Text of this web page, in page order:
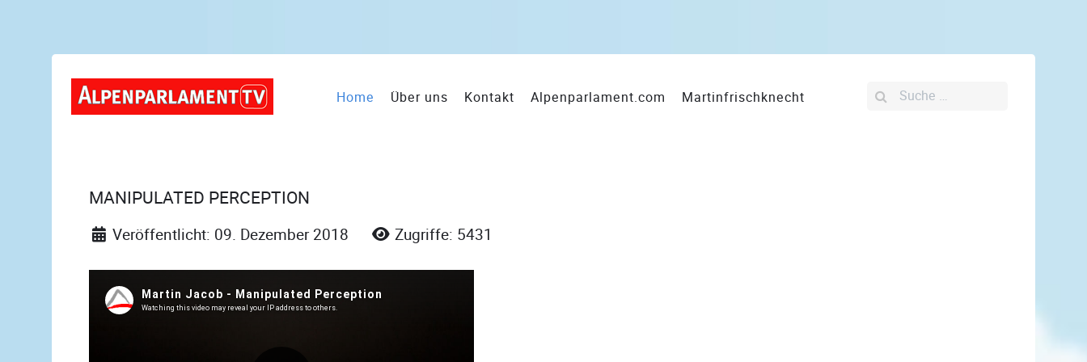
Home Über uns Kontakt Alpenparlament.com Martinfrischknecht Suchen
MANIPULATED PERCEPTION
Veröffentlicht: 09. Dezember 2018 Zugriffe: 5431